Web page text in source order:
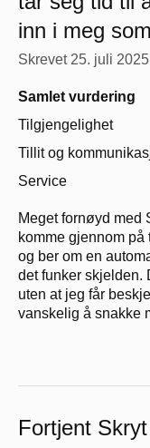
inn i meg
Skrevet25. juli 2025
Samlet vurdering
Tilgjengelighet
Tillit og
Service
Meget fornøyd med
komme gjennom på
og ber om en
det funker skjelden.
uten at jeg får
vanskelig å snakke
Fortjent Skryt